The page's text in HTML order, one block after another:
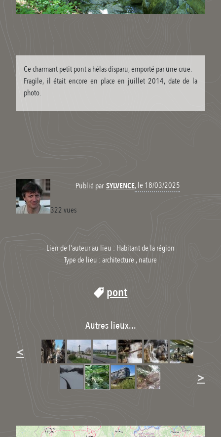
Ce charmant petit pont a hélas disparu, emporté par une crue.
Fragile, il était encore en place en juillet 2014, date de la
photo.
Publié par SYLVENCE, le 18/03/2025
322 vues
Lien de l'auteur au lieu : Habitant de la région
Type de lieu :architecture , nature
pont
Autres lieux...
<
>